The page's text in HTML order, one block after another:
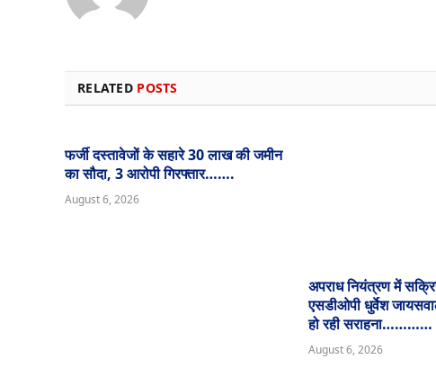
RELATED POSTS
फर्जी दस्तावेजों के सहारे 30 लाख की जमीन
का सौदा, 3 आरोपी गिरफ्तार…….
August 6, 2026
अपराध नियंत्रण में
एसडीओपी धुर्वेश
हो रही सराहना…………
August 6, 2026